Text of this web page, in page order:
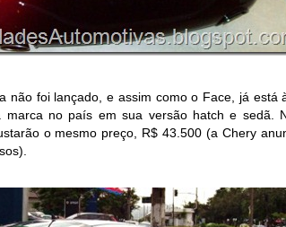
não foi lançado, e assim como o Face, já está
marca no país em sua versão hatch e sedã.
o mesmo preço, R$ 43.500 (a Chery